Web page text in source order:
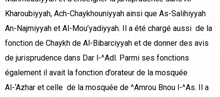
Kharoubiyyah, Ach-Chaykhouniyyah ainsi que As-Salihiyyah
An-Najmiyyah et Al-Mou’yadiyyah. Il a été chargé aussi de la
fonction de Chaykh de Al-Bibarciyyah et de donner des avis
de jurisprudence dans Dar l-^Adl. Parmi ses fonctions
également il avait la fonction d’orateur de la mosquée
Al-‘Azhar et celle de la mosquée de ^Amrou Bnou l-^As. Il a